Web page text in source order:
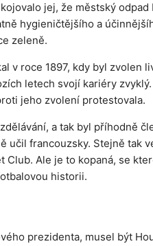
jej, že městský
hygieničtějšího a
zeleně.
v roce 1897, kdy byl
letech svojí kariéry
jeho zvolení protestovala.
a tak byl příhodně
učil francouzsky. Stejně tak
Club. Ale je to kopaná, se
historii.
prezidenta, musel být